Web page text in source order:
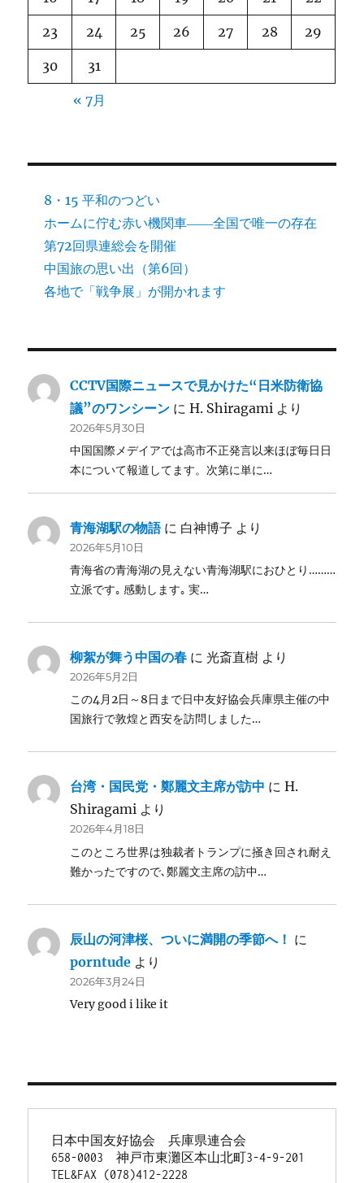
23 24 25 26 27 28 29
30 31
« 7月
8・15 平和のつどい
ホームに佇む赤い機関車――全国で唯一の存在
第72回県連総会を開催
中国旅の思い出（第6回）
各地で「戦争展」が開かれます
CCTV国際ニュースで見かけた“日米防衛協
議”のワンシーン にH. Shiragami より
2026年5月30日
中国国際メデイアでは高市不正発言以来ほぼ毎日日
本について報道してます。次第に単に…
青海湖駅の物語に 白神博子 より
2026年5月10日
青海省の青海湖の見えない青海湖駅におひとり………
立派です｡ 感動します｡ 実…
柳絮が舞う中国の春 に光斎直樹 より
2026年5月2日
この4月2日～8日まで日中友好協会兵庫県主催の中
国旅行で敦煌と西安を訪問しました…
台湾・国民党・鄭麗文主席が訪中 にH.
Shiragami より
2026年4月18日
このところ世界は独裁者トランプに掻き回され耐え
難かったですので､鄭麗文主席の訪中…
辰山の河津桜、ついに満開の季節へ！ に
porntude より
2026年3月24日
Very good i like it
日本中国友好協会　兵庫県連合会
658-0003　神戸市東灘区本山北町3-4-9-201
TEL&FAX (078)412-2228